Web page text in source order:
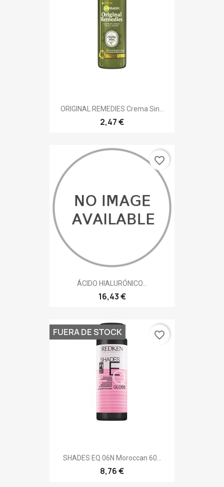
ORIGINAL REMEDIES Crema Sin...
2,47 €
ÁCIDO HIALURÓNICO...
16,43 €
favorite_border
SHADES EQ 06N Moroccan 60...
8,76 €
FUERA DE STOCK favorite_border